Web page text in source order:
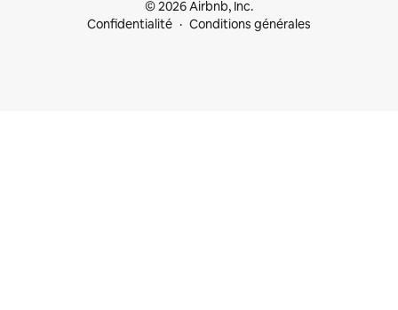
© 2026 Airbnb, Inc.
Confidentialité
Conditions générales